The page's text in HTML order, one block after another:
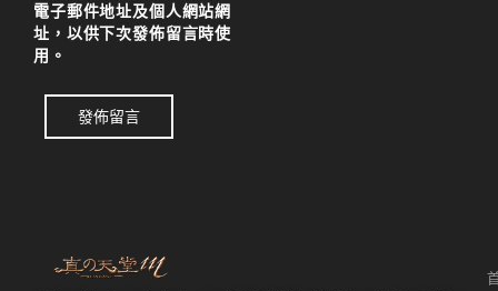
電子郵件地址及個人網站網
址，以供下次發佈留言時使
用。
發佈留言